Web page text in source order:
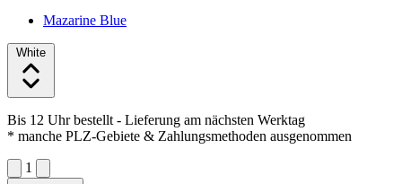
Mazarine Blue
White
Bis 12 Uhr bestellt - Lieferung am nächsten Werktag
* manche PLZ-Gebiete & Zahlungsmethoden ausgenommen
1